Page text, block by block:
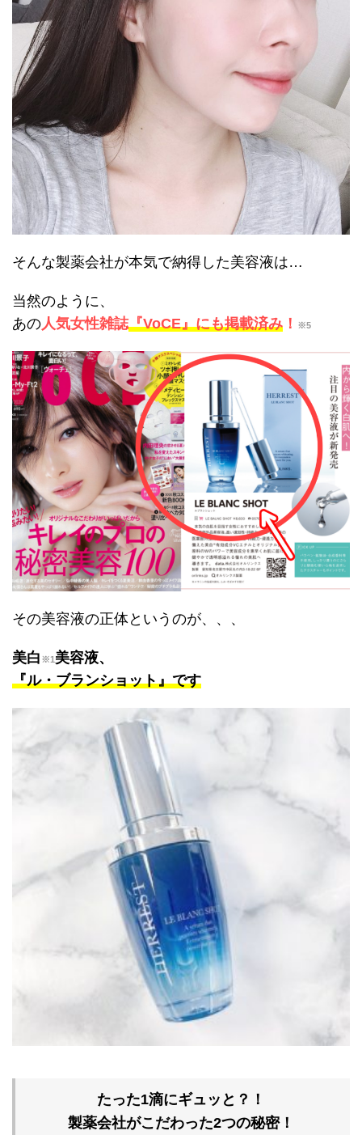
そんな製薬会社が本気で納得した美容液は…
当然のように、
あの人気女性雑誌『VoCE』にも掲載済み ！ ※5
その美容液の正体というのが、、、
美白 ※1 美容液、
『ル・ブランショット』です
たった1滴にギュッと？！
製薬会社がこだわった2つの秘密！